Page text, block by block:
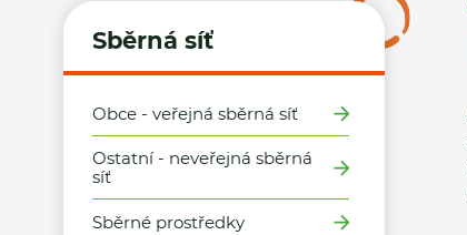
Sběrná síť
Obce - veřejná sběrná síť
Ostatní - neveřejná sběrná
síť
Sběrné prostředky